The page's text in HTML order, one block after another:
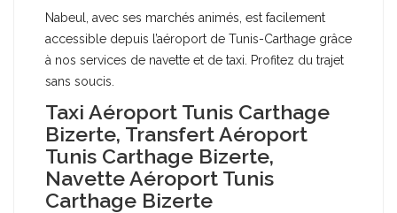
Nabeul, avec ses marchés animés, est facilement
accessible depuis l’aéroport de Tunis-Carthage grâce
à nos services de navette et de taxi. Profitez du trajet
sans soucis.
Taxi Aéroport Tunis Carthage
Bizerte, Transfert Aéroport
Tunis Carthage Bizerte,
Navette Aéroport Tunis
Carthage Bizerte